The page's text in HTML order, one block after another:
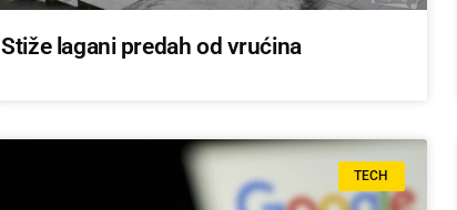
Stiže lagani predah od vrućina
TECH